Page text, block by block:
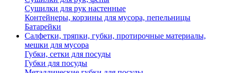
Сушилки для рук настенные
Контейнеры, корзины для мусора, пепельницы
Батарейки
Салфетки, тряпки, губки, протирочные материалы,
мешки для мусора
Губки, сетки для посуды
Губки для посуды